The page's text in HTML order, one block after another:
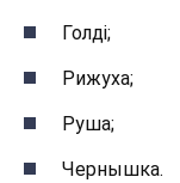
Голді;
Рижуха;
Руша;
Чернышка.